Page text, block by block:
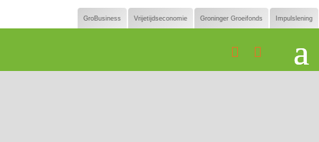
GroBusiness Vrijetijdseconomie Groninger Groeifonds Impulslening
 